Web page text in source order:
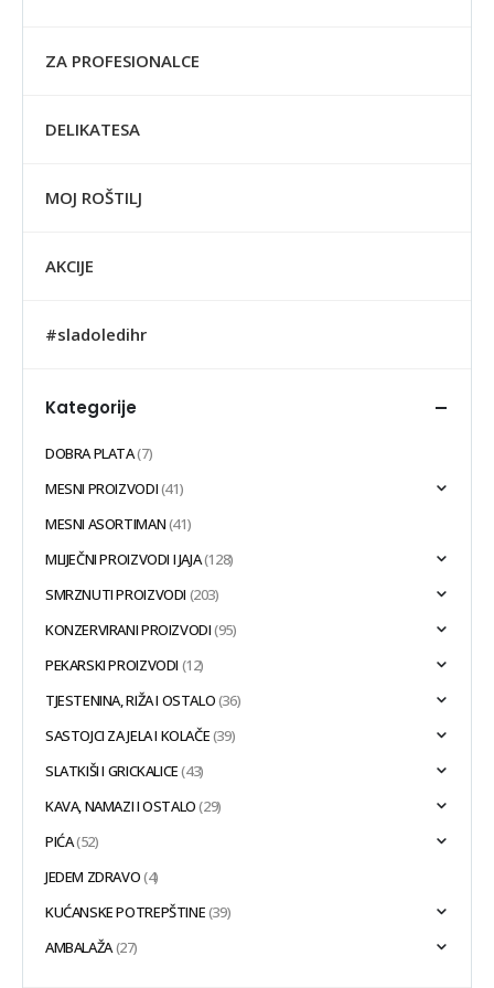
ZA PROFESIONALCE
DELIKATESA
MOJ ROŠTILJ
AKCIJE
#sladoledihr
Kategorije
DOBRA PLATA(7)
MESNI PROIZVODI(41)
MESNI ASORTIMAN(41)
MLIJEČNI PROIZVODI I JAJA(128)
SMRZNUTI PROIZVODI (203)
KONZERVIRANI PROIZVODI(95)
PEKARSKI PROIZVODI (12)
TJESTENINA, RIŽA I OSTALO(36)
SASTOJCI ZA JELA I KOLAČE(39)
SLATKIŠI I GRICKALICE(43)
KAVA, NAMAZI I OSTALO(29)
PIĆA(52)
JEDEM ZDRAVO(4)
KUĆANSKE POTREPŠTINE(39)
AMBALAŽA(27)